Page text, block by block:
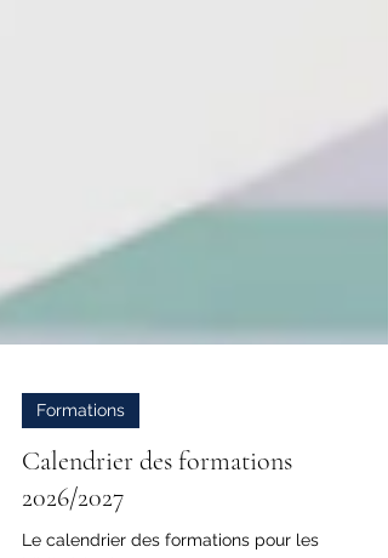
Formations
Calendrier des formations
2026/2027